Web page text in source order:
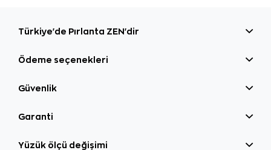
Türkiye'de Pırlanta ZEN'dir
Ödeme seçenekleri
Güvenlik
Garanti
Yüzük ölçü değişimi